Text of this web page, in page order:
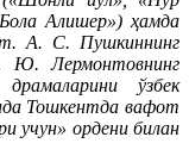
Алишер») ҳамда
А. С. Пушкиннинг
Ю. Лермонтовнинг
ўзбек
Тошкентда вафот
учун» ордени билан